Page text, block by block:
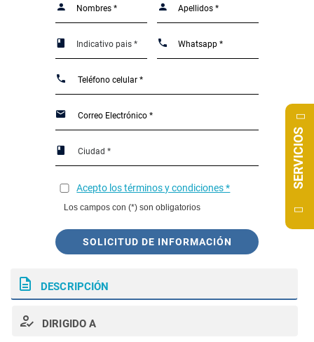
Acepto los términos y condiciones *
Los campos con (*) son obligatorios
SOLICITUD DE INFORMACIÓN
DESCRIPCIÓN
DIRIGIDO A
SERVICIOS